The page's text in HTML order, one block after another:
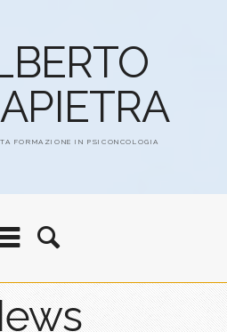
FORMAZIONE IN PSICONCOLOGIA